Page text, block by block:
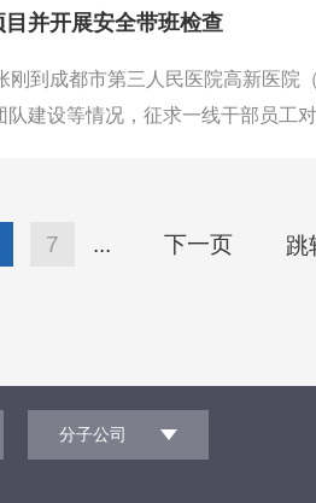
并开展安全带班检查
到成都市第三人民医院高新医院
建设等情况，征求一线干部员工
7 ... 下一页 跳
分子公司